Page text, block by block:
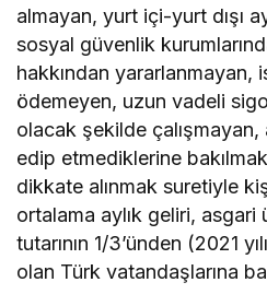
almayan, yurt içi-yurt dışı
sosyal güvenlik
hakkından yararlanmayan,
ödemeyen, uzun vadeli
olacak şekilde çalışmayan,
edip etmediklerine
dikkate alınmak suretiyle
ortalama aylık geliri, asgari
tutarının 1/3’ünden (2021
olan Türk vatandaşlarına